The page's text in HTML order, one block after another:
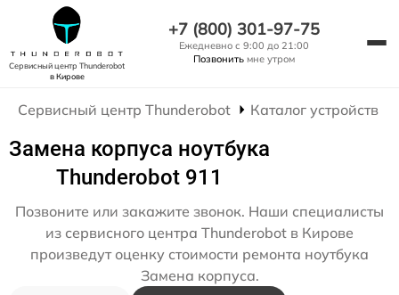
Сервисный центр Thunderobot
в Кирове
+7 (800) 301-97-75
Ежедневно с 9:00 до 21:00
Позвонить мне утром
Сервисный центр Thunderobot Каталог устройств
Замена корпуса ноутбука
Thunderobot 911
Позвоните или закажите звонок. Наши специалисты
из сервисного центра Thunderobot в Кирове
произведут оценку стоимости ремонта ноутбука
Замена корпуса.